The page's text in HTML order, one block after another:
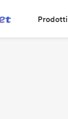
Prodotti